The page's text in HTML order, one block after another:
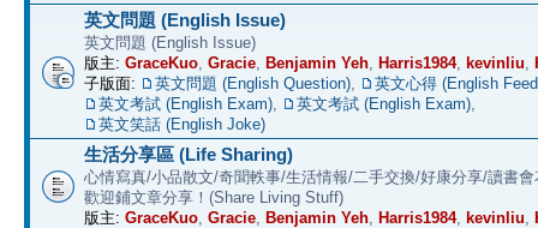
英文問題 (English Issue)
英文問題 (English Issue)
版主: GraceKuo Gracie Benjamin Yeh Harris1984, kevinliu
子版面:
英文問題 (English Question)
英文心得 (English
英文考試 (English Exam)
英文考試 (English Exam)
英文笑話 (English Joke)
生活分享區 (Life Sharing)
心情寫真/小品散文/奇聞軼事/生活情報/二手交換/好康分享/讀書
歡迎鋪文章分享！(Share Living Stuff)
版主: GraceKuo Gracie Benjamin Yeh Harris1984, kevinliu